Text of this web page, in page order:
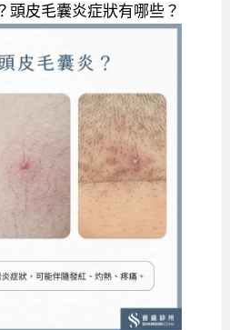
頭皮毛囊炎症狀有哪些？